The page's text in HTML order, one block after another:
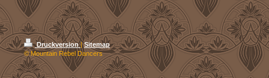
Druckversion| Sitemap
© Mountain Rebel Dancers